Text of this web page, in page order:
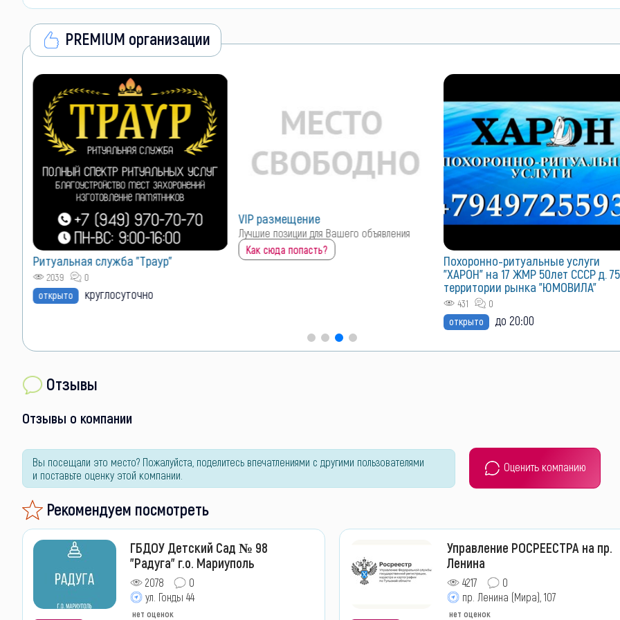
PREMIUM организации
Ритуальная служба "Траур"
2039
0
открыто
круглосуточно
VIP размещение
Лучшие позиции для Вашего объявления
Как сюда попасть?
Похоронно-ритуальные услуги
"ХАРОН" на 17 ЖМР 50лет СССР д.
территории рынка "ЮМОВИЛА"
431
0
открыто
до 20:00
Отзывы
Отзывы о компании
Вы посещали это место? Пожалуйста, поделитесь впечатлениями с другими пользователями
и поставьте оценку этой компании.
Оценить компанию
Рекомендуем посмотреть
ГБДОУ Детский Сад № 98
"Радуга" г.о. Мариуполь
2078
0
ул. Гонды 44
нет оценок
Управление РОСРЕЕСТРА на пр.
Ленина
4217
0
пр. Ленина (Мира), 107
нет оценок